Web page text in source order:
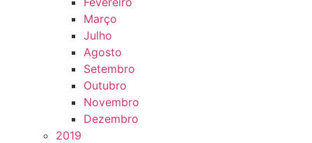
Março
Julho
Agosto
Setembro
Outubro
Novembro
Dezembro
2019